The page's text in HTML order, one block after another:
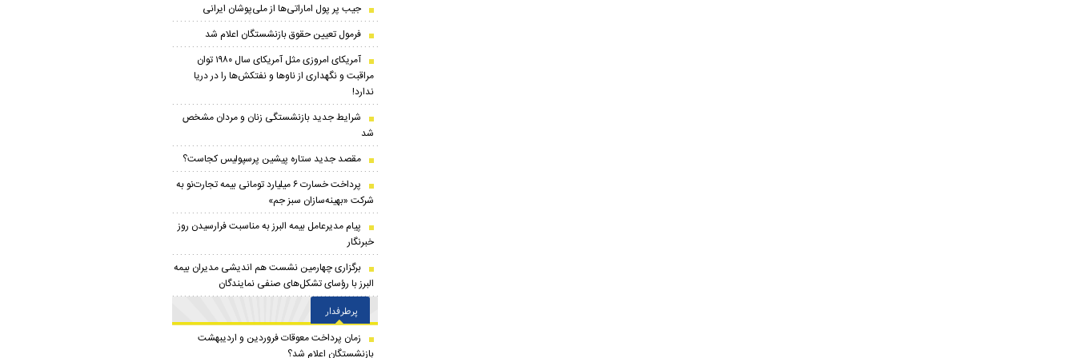
جیب پر پول اماراتی‌ها از ملی‌پوشان ایرانی
فرمول تعیین حقوق بازنشستگان اعلام شد
آمریکای امروزی مثل آمریکای سال ۱۹۸۰ توان
مراقبت و نگهداری از ناو‌ها و نفتکش‌ها را در دریا
ندارد!
شرایط جدید بازنشستگی زنان و مردان مشخص
شد
مقصد جدید ستاره پیشین پرسپولیس کجاست؟
پرداخت خسارت ۶ میلیارد تومانی بیمه تجارت‌نو به
شرکت «بهینه‌سازان سبز جم»
پیام مدیرعامل بیمه البرز به مناسبت فرارسیدن روز
خبرنگار
برگزاری چهارمین نشست هم اندیشی مدیران بیمه
البرز با رؤسای تشکل‌های صنفی نمایندگان
پرطرفدار
زمان پرداخت معوقات فروردین و اردیبهشت
بازنشستگان اعلام شد؟